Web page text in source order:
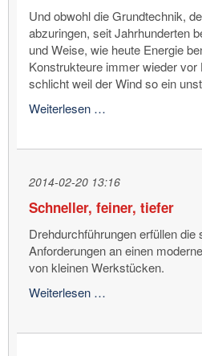
Und obwohl die Grundtechnik,
abzuringen, seit Jahrhunderten
und Weise, wie heute Energie
Konstrukteure immer wieder vor
schlicht weil der Wind so ein
Weiterlesen …
Windturbinen
2014-02-20 13:16
Schneller, feiner, tiefer
Drehdurchführungen erfüllen die
Anforderungen an einen
von kleinen Werkstücken.
Weiterlesen …